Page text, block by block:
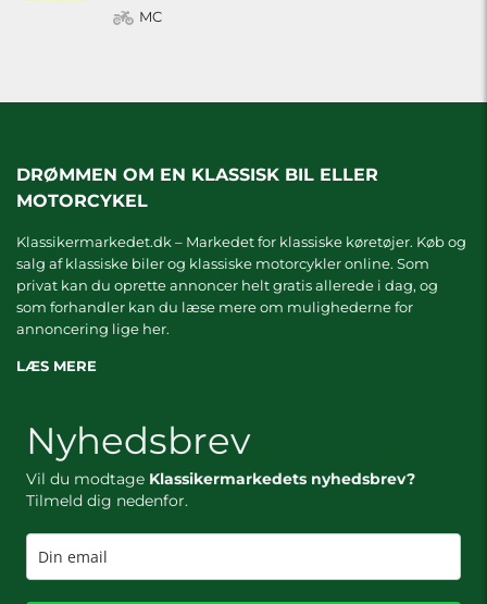
MC
DRØMMEN OM EN KLASSISK BIL ELLER
MOTORCYKEL
Klassikermarkedet.dk – Markedet for klassiske køretøjer. Køb og
salg af klassiske biler og klassiske motorcykler online. Som
privat kan du oprette annoncer helt gratis allerede i dag, og
som forhandler kan du læse mere om mulighederne for
annoncering lige her.
LÆS MERE
Nyhedsbrev
Vil du modtage Klassikermarkedets nyhedsbrev?
Tilmeld dig nedenfor.